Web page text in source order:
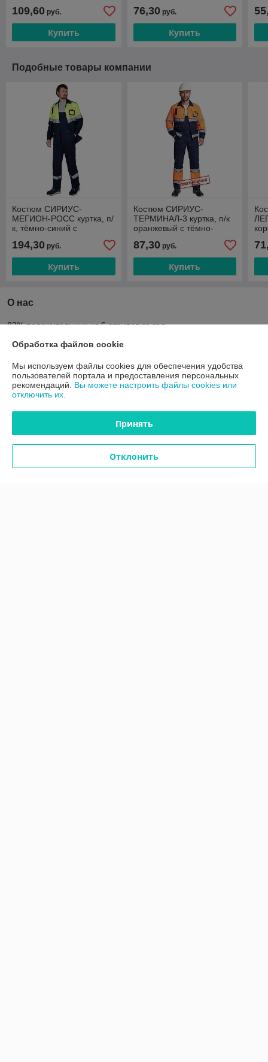
109,60 руб.
Купить
76,30руб.
Купить
Подобные товары компании
Костюм СИРИУС-
МЕГИОН-РОСС куртка, п/
к, тёмно-синий с
антистат. нить, МВО
194,30 руб.
Купить
Костюм СИРИУС-
ТЕРМИНАЛ-3 куртка, п/к
оранжевый с тёмно-
87,30руб.
Купить
О нас
83% положительных из 6 отзывов за год
Компания продает наDeal.by
Работает с 24.03.2017
г. Минск
ул.Мележа, д.3, пом.109 , Минск, Беларусь
Сегодня работает с 09:00 до 17:00
Показать весь график работы
Обработка файлов cookie
Мы используем файлы cookies для обеспечения удобства
пользователей портала и предоставления персональных
рекомендаций. Вы можете настроить файлы cookies или
отключить их.
Принять
Отклонить